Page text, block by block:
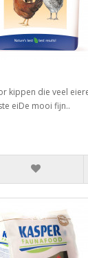
kippen die veel
eiDe mooi fijn..